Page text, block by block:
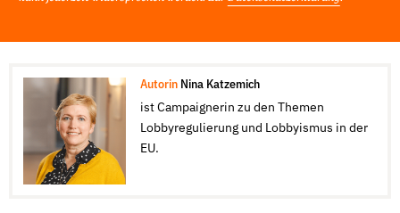
Autorin Nina Katzemich
ist Campaignerin zu den Themen
Lobbyregulierung und Lobbyismus in der
EU.